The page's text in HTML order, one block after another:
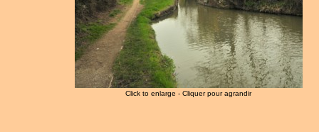
Click to enlarge - Cliquer pour agrandir